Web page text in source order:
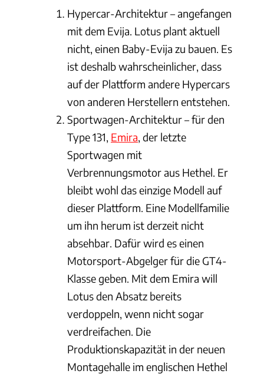
Hypercar-Architektur – angefangen
mit dem Evija. Lotus plant aktuell
nicht, einen Baby-Evija zu bauen. Es
ist deshalb wahrscheinlicher, dass
auf der Plattform andere Hypercars
von anderen Herstellern entstehen.
Sportwagen-Architektur – für den
Type 131, Emira, der letzte
Sportwagen mit
Verbrennungsmotor aus Hethel. Er
bleibt wohl das einzige Modell auf
dieser Plattform. Eine Modellfamilie
um ihn herum ist derzeit nicht
absehbar. Dafür wird es einen
Motorsport-Abgelger für die GT4-
Klasse geben. Mit dem Emira will
Lotus den Absatz bereits
verdoppeln, wenn nicht sogar
verdreifachen. Die
Produktionskapazität in der neuen
Montagehalle im englischen Hethel